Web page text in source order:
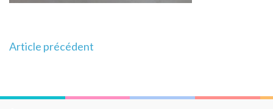
Navigation
Article précédent